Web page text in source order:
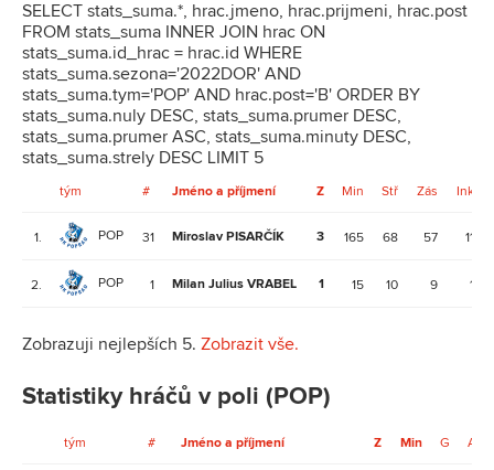
SELECT stats_suma.*, hrac.jmeno, hrac.prijmeni, hrac.post
FROM stats_suma INNER JOIN hrac ON
stats_suma.id_hrac = hrac.id WHERE
stats_suma.sezona='2022DOR' AND
stats_suma.tym='POP' AND hrac.post='B' ORDER BY
stats_suma.nuly DESC, stats_suma.prumer DESC,
stats_suma.prumer ASC, stats_suma.minuty DESC,
stats_suma.strely DESC LIMIT 5
tým # Jméno a příjmení Z Min Stř Zás Ink
1. POP 31 Miroslav PISARČÍK 3 165 68 57 11
2. POP 1 Milan Julius VRABEL 1 15 10 9 1
Zobrazuji nejlepších 5. Zobrazit vše.
Statistiky hráčů v poli (POP)
tým # Jméno a příjmení Z Min G A